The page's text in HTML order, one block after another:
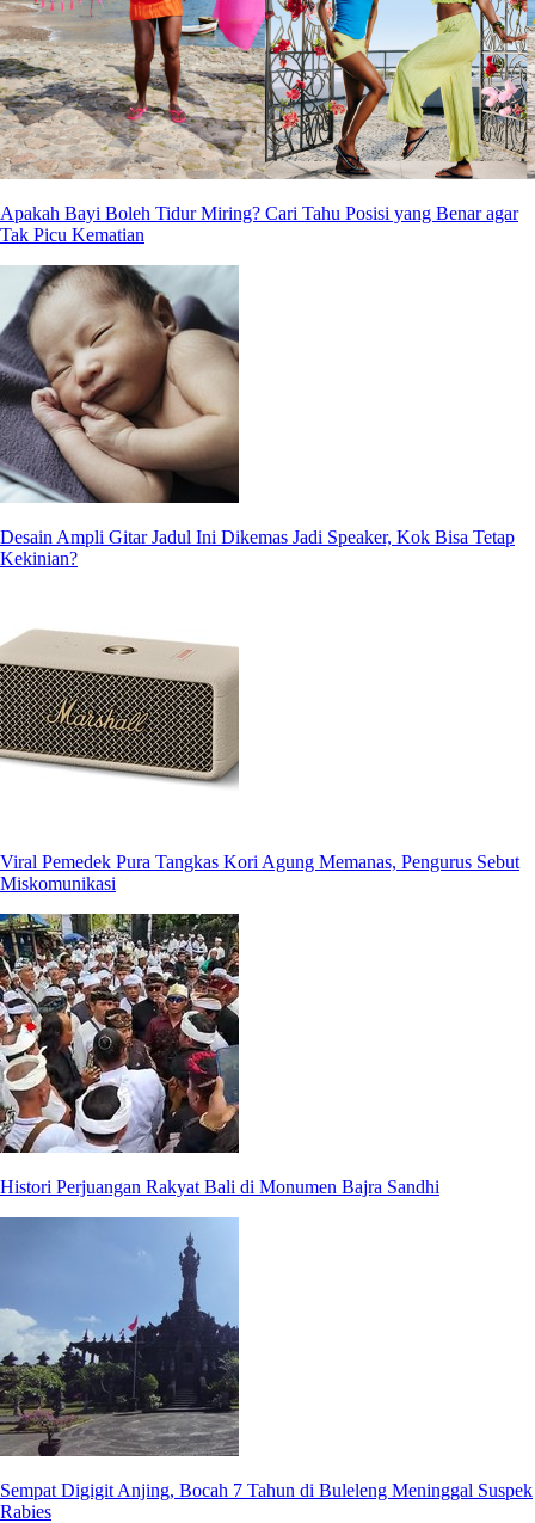
Apakah Bayi Boleh Tidur Miring? Cari Tahu Posisi yang Benar agar
Tak Picu Kematian
Desain Ampli Gitar Jadul Ini Dikemas Jadi Speaker, Kok Bisa Tetap
Kekinian?
Viral Pemedek Pura Tangkas Kori Agung Memanas, Pengurus Sebut
Miskomunikasi
Histori Perjuangan Rakyat Bali di Monumen Bajra Sandhi
Sempat Digigit Anjing, Bocah 7 Tahun di Buleleng Meninggal Suspek
Rabies